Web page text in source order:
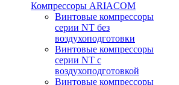
Компрессоры ARIACOM
Винтовые компрессоры
серии NT без
воздухоподготовки
Винтовые компрессоры
серии NT c
воздухоподготовкой
Винтовые компрессоры